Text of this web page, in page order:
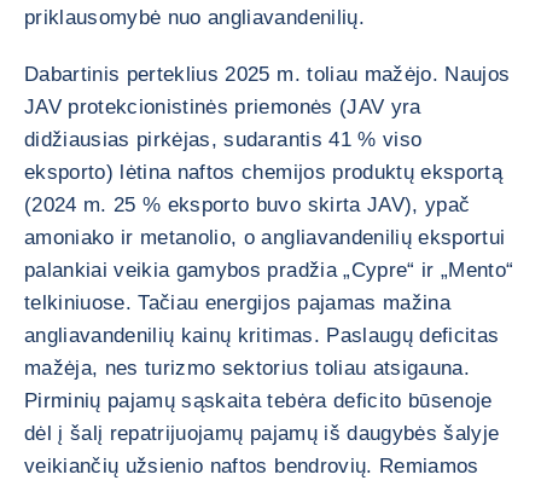
priklausomybė nuo angliavandenilių.
Dabartinis perteklius 2025 m. toliau mažėjo. Naujos
JAV protekcionistinės priemonės (JAV yra
didžiausias pirkėjas, sudarantis 41 % viso
eksporto) lėtina naftos chemijos produktų eksportą
(2024 m. 25 % eksporto buvo skirta JAV), ypač
amoniako ir metanolio, o angliavandenilių eksportui
palankiai veikia gamybos pradžia „Cypre“ ir „Mento“
telkiniuose. Tačiau energijos pajamas mažina
angliavandenilių kainų kritimas. Paslaugų deficitas
mažėja, nes turizmo sektorius toliau atsigauna.
Pirminių pajamų sąskaita tebėra deficito būsenoje
dėl į šalį repatrijuojamų pajamų iš daugybės šalyje
veikiančių užsienio naftos bendrovių. Remiamos